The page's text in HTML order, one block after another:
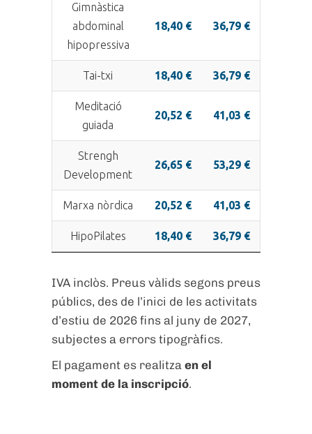
Gimnàstica
abdominal
hipopressiva
18,40 € 36,79 €
Tai-txi 18,40 € 36,79 €
Meditació
guiada
20,52 € 41,03 €
Strengh
Development
26,65 € 53,29 €
Marxa nòrdica 20,52 € 41,03 €
HipoPilates 18,40 € 36,79 €
IVA inclòs. Preus vàlids segons preus
públics, des de l’inici de les activitats
d’estiu de 2026 fins al juny de 2027,
subjectes a errors tipogràfics.
El pagament es realitza en el
moment de la inscripció.